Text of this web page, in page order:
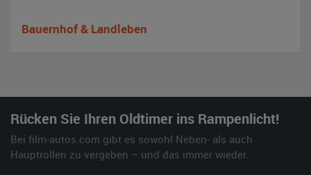
Bauernhof & Landleben
Rücken Sie Ihren Oldtimer ins Rampenlicht!
Bei film-autos.com gibt es sowohl Neben- als auch
Hauptrollen zu vergeben – und das immer wieder.